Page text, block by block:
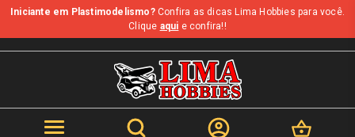
b
Iniciante em Plastimodelismo?Confira as dicas Lima Hobbies para você.
Clique aqui e confira!!